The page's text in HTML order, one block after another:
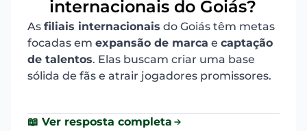
internacionais do Goiás?
As filiais internacionais do Goiás têm metas
focadas em expansão de marca e captação
de talentos. Elas buscam criar uma base
sólida de fãs e atrair jogadores promissores.
📖 Ver resposta completa